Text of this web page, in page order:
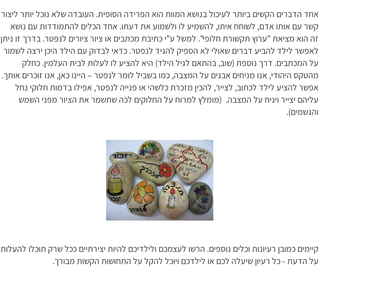
אחד הדברים הקשים ביותר לעיכול בנושא המוות הוא הפרידה הסופית. העובדה שלא נוכל יותר ליצור
קשר עם אותו אדם, לשוחח איתו, להשמיע לו ולשמוע את דעתו. אחד הכלים להתמודדות עם נושא
זה הוא מציאת "ערוץ תקשורת חלופי". למשל ע"י כתיבת מכתבים או ציור ציורים לנפטר. בדרך זו ניתן
לאפשר לילד להביע דברים שאולי לא הספיק להגיד לנפטר. כדאי לבדוק עם הילד היכן ירצה לשמור
על המכתבים. דרך נוספת (שוב, בהתאם לגיל הילד) היא להציע לו לעלות לבית העלמין. כחלק
מהטקס היהודי, אנו מניחים אבנים על המצבה, כמו בשביל לומר לנפטר – היינו כאן, אנו זוכרים אותך.
אפשר להציע לילד לכתוב, לצייר, להכין מזכרת כלשהי או פנייה לנפטר, אפילו בדמות חלוקי נחל
עליהם יצייר ויניח על המצבה. (מומלץ למרוח על החלוקים לכה שתשמר את הציור מפני השמש
והגשמים).
קיימים כמובן רעיונות וכלים נוספים. הרשו לעצמכם ולילדיכם להיות יצירתיים ככל שרק תוכלו להעלות
על הדעת - כל רעיון שיעלה לכם או לילדכם ויוכל להקל על התחושות הקשות מבורך.